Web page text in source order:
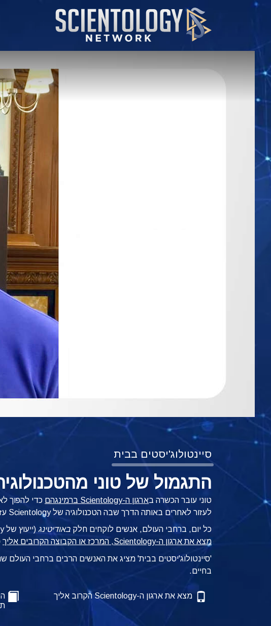
סיינטולוג'יסטים בבית
התגמול של טוני
טוני עובר הכשרה בארגון ה-Scientology ברמינגהם
כדי להפוך
לעזור לאחרים באותה הדרך שבה הטכנולוגיה של Scientology עזרה לו עצמו.
כל יום, ברחבי העולם, אנשים לוקחים חלק באודיטינג (ייעוץ של Scientology) כדי להשיג הארה רוחנית וחופש.
מצא את ארגון ה-Scientology, המרכז או הקבוצה הקרובים אליך
'סיינטולוג'יסטים בבית' מציג את האנשים הרבים ברחבי העולם
בחיים.
מצא את ארגון ה-Scientology הקרוב אליך